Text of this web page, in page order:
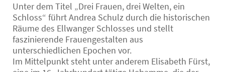
Unter dem Titel „Drei Frauen, drei Welten, ein
Schloss“ führt Andrea Schulz durch die historischen
Räume des Ellwanger Schlosses und stellt
faszinierende Frauengestalten aus
unterschiedlichen Epochen vor.
Im Mittelpunkt steht unter anderem Elisabeth Fürst,